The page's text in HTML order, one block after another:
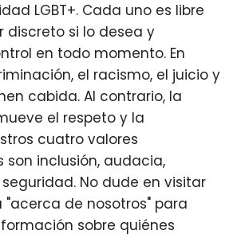
LGBT+. Cada uno es libre
discreto si lo desea y
en todo momento. En
el racismo, el juicio y
cabida. Al contrario, la
el respeto y la
cuatro valores
inclusión, audacia,
No dude en visitar
de nosotros" para
sobre quiénes